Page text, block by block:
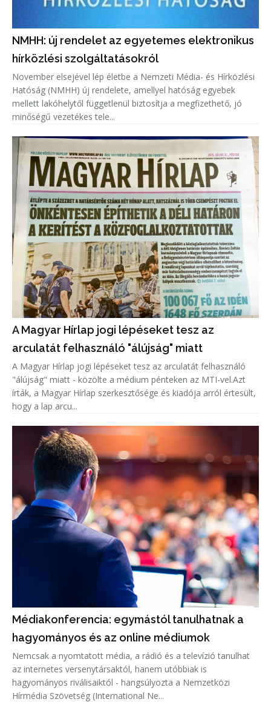
NMHH: új rendelet az egyetemes elektronikus
hírközlési szolgáltatásokról
November elsejével lép életbe a Nemzeti Média- és Hírközlési
Hatóság (NMHH) új rendelete, amellyel hatóság egyebek
mellett lakóhelytől függetlenül biztosítja a megfizethető, jó
minőségű vezetékes tele...
A Magyar Hírlap jogi lépéseket tesz az
arculatát felhasználó "álújság" miatt
A Magyar Hírlap jogi lépéseket tesz az arculatát felhasználó
"álújság" miatt - közölte a médium pénteken az MTI-vel.Azt
írták, a Magyar Hírlap szerkesztősége és kiadója arról értesült,
hogy a lap arcu...
Médiakonferencia: egymástól tanulhatnak a
hagyományos és az online médiumok
Nemcsak a nyomtatott média, a rádió és a televízió tanulhat
az internetes versenytársaktól, hanem utóbbiak is
hagyományos riválisaiktól - hangsúlyozta a Nemzetközi
Hírmédia Szövetség (International Ne...